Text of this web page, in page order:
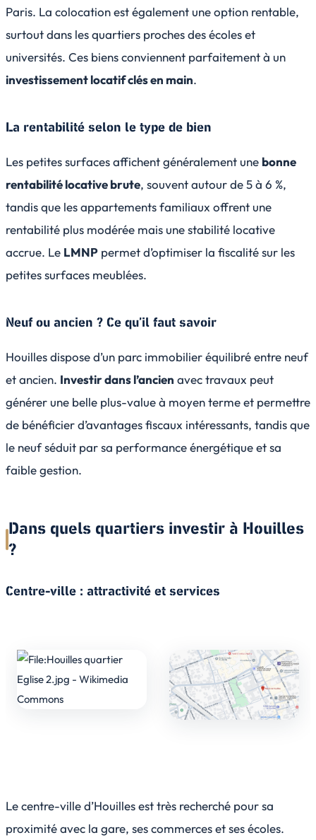
Paris. La colocation est également une option rentable,
surtout dans les quartiers proches des écoles et
universités. Ces biens conviennent parfaitement à un
investissement locatif clés en main.
La rentabilité selon le type de bien
Les petites surfaces affichent généralement une bonne
rentabilité locative brute, souvent autour de 5 à 6 %,
tandis que les appartements familiaux offrent une
rentabilité plus modérée mais une stabilité locative
accrue. Le LMNP permet d’optimiser la fiscalité sur les
petites surfaces meublées.
Neuf ou ancien ? Ce qu’il faut savoir
Houilles dispose d’un parc immobilier équilibré entre neuf
et ancien. Investir dans l’ancien avec travaux peut
générer une belle plus-value à moyen terme et permettre
de bénéficier d’avantages fiscaux intéressants, tandis que
le neuf séduit par sa performance énergétique et sa
faible gestion.
Dans quels quartiers investir à Houilles
?
Centre-ville : attractivité et services
Le centre-ville d’Houilles est très recherché pour sa
proximité avec la gare, ses commerces et ses écoles.